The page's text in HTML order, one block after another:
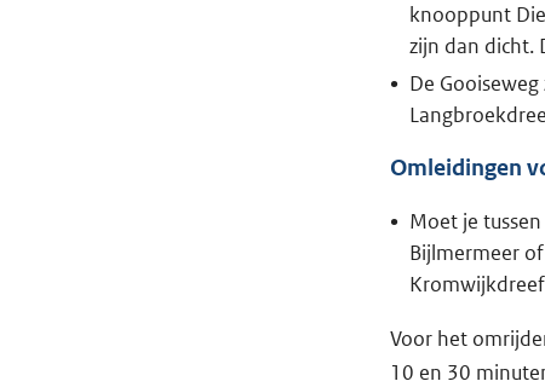
knooppunt
zijn dan dicht.
De
Omleidingen
Moet je
Bijlmermeer
Voor het
10 en 30